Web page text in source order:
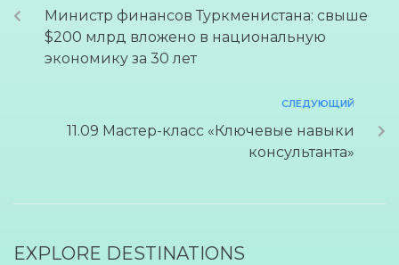
Министр финансов Туркменистана: свыше
$200 млрд вложено в национальную
экономику за 30 лет
СЛЕДУЮЩИЙ
11.09 Мастер-класс «Ключевые навыки
консультанта»
EXPLORE DESTINATIONS